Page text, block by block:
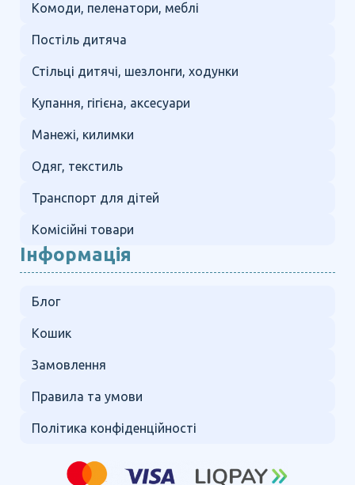
Комоди, пеленатори, меблі
Постіль дитяча
Стільці дитячі, шезлонги, ходунки
Купання, гігієна, аксесуари
Манежі, килимки
Одяг, текстиль
Транспорт для дітей
Комісійні товари
Інформація
Блог
Кошик
Замовлення
Правила та умови
Політика конфіденційності